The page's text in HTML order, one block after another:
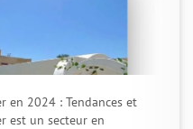
en 2024 : Tendances et
est un secteur en